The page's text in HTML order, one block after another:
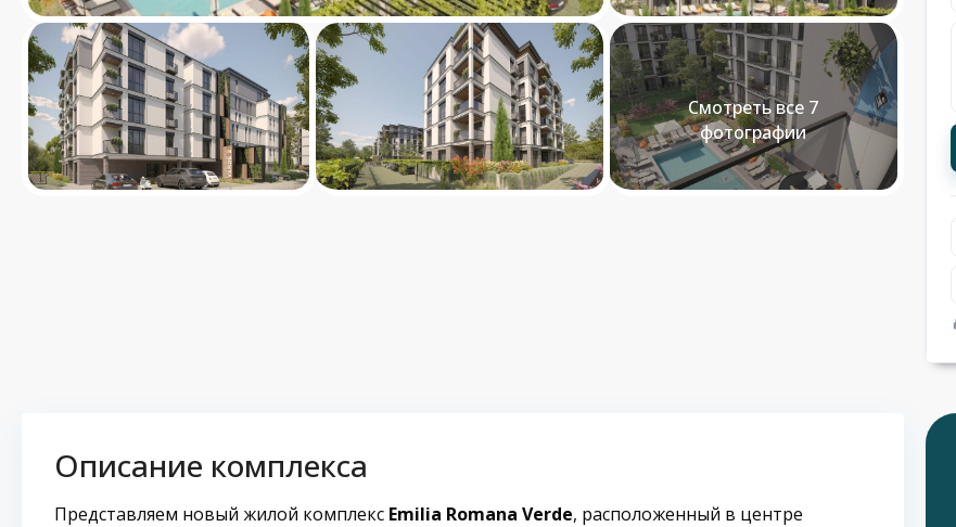
Смотреть все 7
фотографии
Описание комплекса
Представляем новый жилой комплекс Emilia Romana Verde, расположенный в центре